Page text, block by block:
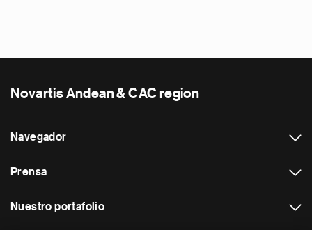
Novartis Andean & CAC region
Navegador
Prensa
Nuestro portafolio